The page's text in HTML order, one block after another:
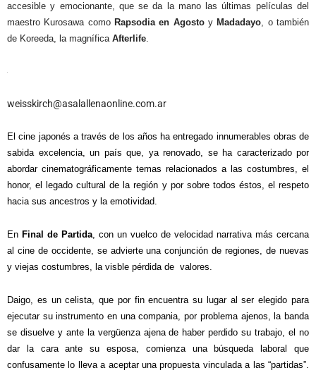
accesible y emocionante, que se da la mano las últimas películas del
maestro Kurosawa como Rapsodia en Agostoy Madadayo, o también
de Koreeda, la magnífica Afterlife.
weisskirch@asalallenaonline.com.ar
El cine japonés a través de los años ha entregado innumerables obras de
sabida excelencia, un país que, ya renovado, se ha caracterizado por
abordar cinematográficamente temas relacionados a las costumbres, el
honor, el legado cultural de la región y por sobre todos éstos, el respeto
hacia sus ancestros y la emotividad.
En Final de Partida , con un vuelco de velocidad narrativa más cercana
al cine de occidente, se advierte una conjunción de regiones, de nuevas
y viejas costumbres, la visble pérdida de valores.
Daigo, es un celista, que por fin encuentra su lugar al ser elegido para
ejecutar su instrumento en una compania, por problema ajenos, la banda
se disuelve y ante la vergüenza ajena de haber perdido su trabajo, el no
dar la cara ante su esposa, comienza una búsqueda laboral que
confusamente lo lleva a aceptar una propuesta vinculada a las “partidas”.